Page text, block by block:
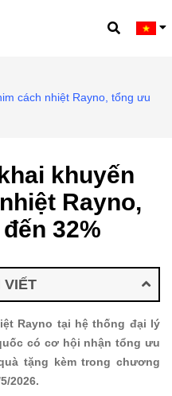
cách nhiệt Rayno, tổng ưu
khuyến
Rayno,
32%
VIẾT
Rayno tại hệ thống đại lý
có cơ hội nhận tổng ưu
tặng kèm trong chương
2026.